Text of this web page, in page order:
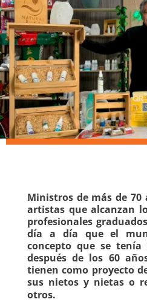
Ministros de más de 70
artistas que alcanzan
profesionales
día a día que el
concepto que se tenía
después de los 60
tienen como proyecto
sus nietos y nietas o
otros.